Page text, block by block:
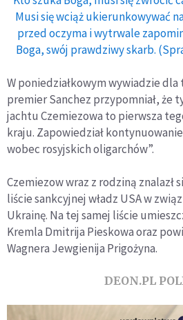
Musi się wciąż ukierunkowywać
przed oczyma i wytrwale
Boga, swój prawdziwy skarb.
W poniedziałkowym wywiadzie
premier Sanchez przypomniał, że
jachtu Czemiezowa to pierwsza
kraju. Zapowiedział
wobec rosyjskich oligarchów”.
Czemiezow wraz z rodziną znalazł
liście sankcyjnej władz USA w
Ukrainę. Na tej samej liście
Kremla Dmitrija Pieskowa oraz
Wagnera Jewgienija Prigożyna.
DEON.PL